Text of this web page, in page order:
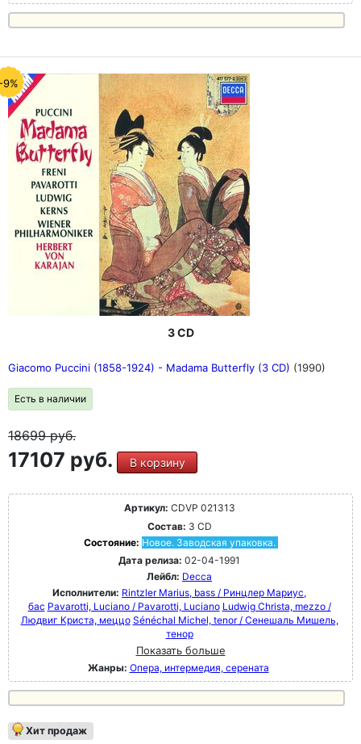
9%
3 CD
Giacomo Puccini (1858-1924) - Madama Butterfly (3 CD) (1990)
Есть в наличии
18699руб.
17107 руб. В корзину
Артикул: CDVP 021313
Состав: 3 CD
Состояние: Новое. Заводская упаковка.
Дата релиза: 02-04-1991
Лейбл: Decca
Исполнители: Rintzler Marius, bass / Ринцлер Мариус,
бас Pavarotti, Luciano / Pavarotti, Luciano Ludwig Christa, mezzo /
Людвиг Криста, меццо Sénéchal Michel, tenor / Сенешаль Мишель,
тенор
Показать больше
Жанры: Опера, интермедия, серената
Хит продаж